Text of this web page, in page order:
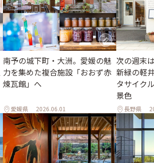
南予の城下町・大洲。愛媛の魅
力を集めた複合施設「おおず赤
煉瓦館」へ
愛媛県 2026.06.01
次の週末
新緑の軽
タサイク
景色
長野県